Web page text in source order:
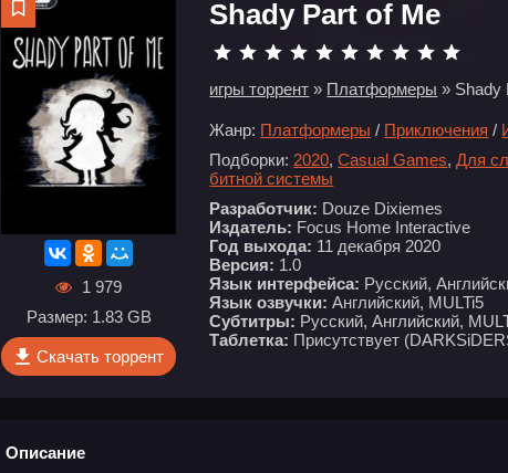
1 979
Размер: 1.83 GB
Скачать торрент
Shady Part of Me
игры торрент » Платформеры » Shady
Жанр: Платформеры / Приключения /
Подборки: 2020,Casual Games,Для
битной системы
Разработчик: Douze Dixiemes
Издатель: Focus Home Interactive
Год выхода: 11 декабря 2020
Версия: 1.0
Язык интерфейса: Русский,
Язык озвучки: Английский, MULTi5
Субтитры: Русский, Английский,
Таблетка: Присутствует
Описание